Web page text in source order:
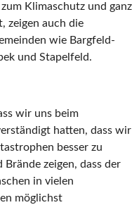
Klimaschutz und ganz
zeigen auch die
wie Bargfeld-
und Stapelfeld.
wir uns beim
hatten, dass wir
besser zu
zeigen, dass der
in vielen
möglichst